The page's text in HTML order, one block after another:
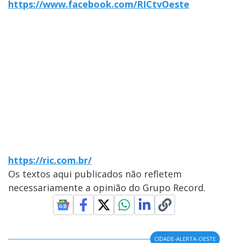
https://www.facebook.com/RICtvOeste
https://ric.com.br/
Os textos aqui publicados não refletem
necessariamente a opinião do Grupo Record.
CIDADE-ALERTA-OESTE